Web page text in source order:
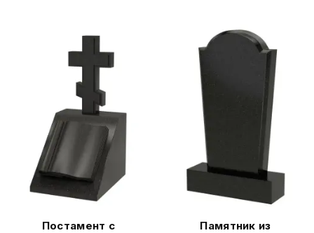
Постамент с
Памятник из